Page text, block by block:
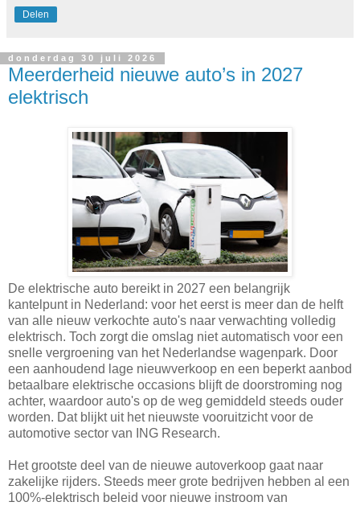
Delen
donderdag 30 juli 2026
Meerderheid nieuwe auto’s in 2027
elektrisch
De elektrische auto bereikt in 2027 een belangrijk
kantelpunt in Nederland: voor het eerst is meer dan de helft
van alle nieuw verkochte auto's naar verwachting volledig
elektrisch. Toch zorgt die omslag niet automatisch voor een
snelle vergroening van het Nederlandse wagenpark. Door
een aanhoudend lage nieuwverkoop en een beperkt aanbod
betaalbare elektrische occasions blijft de doorstroming nog
achter, waardoor auto's op de weg gemiddeld steeds ouder
worden. Dat blijkt uit het nieuwste vooruitzicht voor de
automotive sector van ING Research.
Het grootste deel van de nieuwe autoverkoop gaat naar
zakelijke rijders. Steeds meer grote bedrijven hebben al een
100%-elektrisch beleid voor nieuwe instroom van